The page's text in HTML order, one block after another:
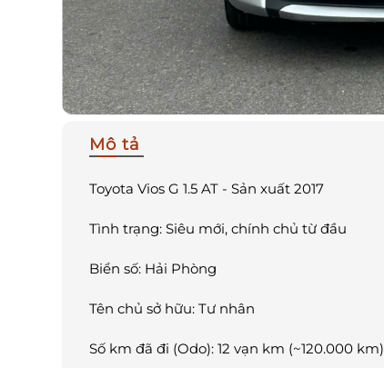
Mô tả
Toyota Vios G 1.5 AT - Sản xuất 2017
Tình trạng: Siêu mới, chính chủ từ đầu
Biển số: Hải Phòng
Tên chủ sở hữu: Tư nhân
Số km đã đi (Odo): 12 vạn km (~120.000 km)